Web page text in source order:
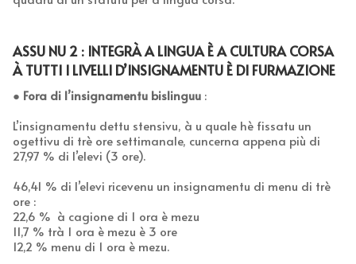
ASSU NU 2 : INTEGRÀ A LINGUA È A CULTURA CORSA
À TUTTI I LIVELLI D’INSIGNAMENTU È DI FURMAZIONE
Fora di l’insignamentu bislinguu :
L’insignamentu dettu stensivu, à u quale hè fissatu un
ogettivu di trè ore settimanale, cuncerna appena più di
27,97 % di l’elevi (3 ore).
46,41 % di l’elevi ricevenu un insignamentu di menu di trè
ore :
22,6 % à cagione di 1 ora è mezu
11,7 % trà 1 ora è mezu è 3 ore
12,2 % menu di 1 ora è mezu.